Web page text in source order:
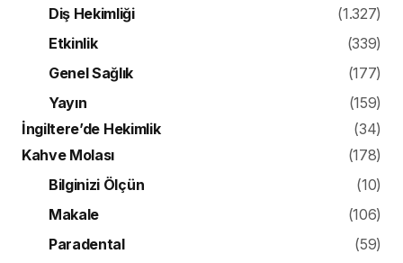
Diş Hekimliği
(1.327)
Etkinlik
(339)
Genel Sağlık
(177)
Yayın
(159)
İngiltere’de Hekimlik
(34)
Kahve Molası
(178)
Bilginizi Ölçün
(10)
Makale
(106)
Paradental
(59)